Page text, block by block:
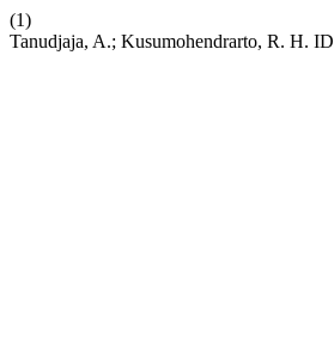
(1)
Tanudjaja, A.; Kusumohendrarto, R.